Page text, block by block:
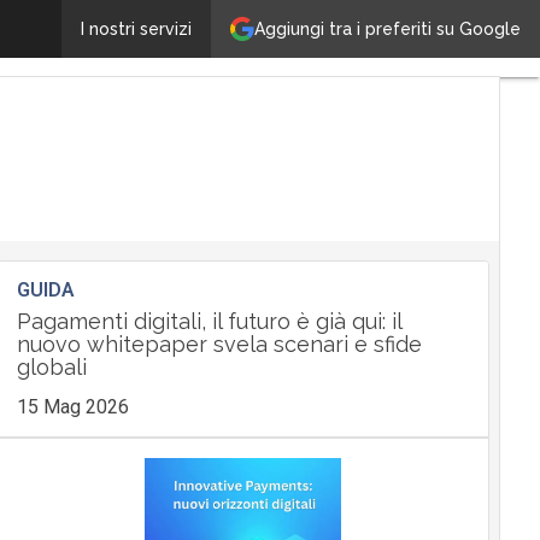
Aggiungi tra i preferiti su Google
I nostri servizi
Imprenditorialità
GUIDA
Pagamenti digitali, il futuro è già qui: il
nuovo whitepaper svela scenari e sfide
globali
15 Mag 2026